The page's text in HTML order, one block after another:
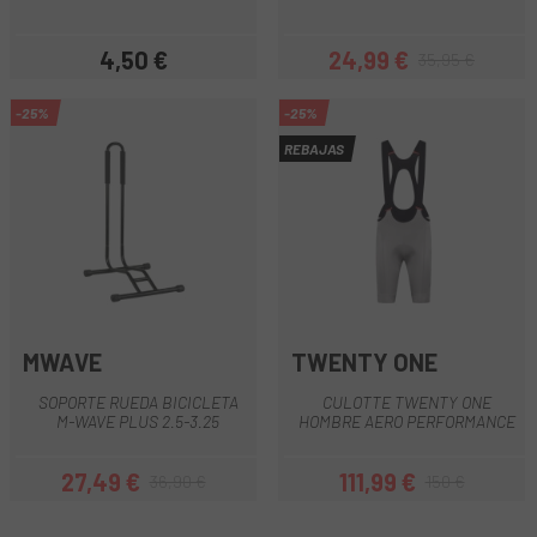
Precio
4,50 € Precio
24,99 €Precio regular
-25%
MWAVE
SOPORTE RUEDA BICICLETA
M-WAVE PLUS 2.5-3.25
Precio
27,49 €Precio regular
-25%
REBAJAS
TWENTY ONE
CULOTTE TWENTY ONE
HOMBRE AERO PERFORMANCE
Precio
111,99 €Precio regular